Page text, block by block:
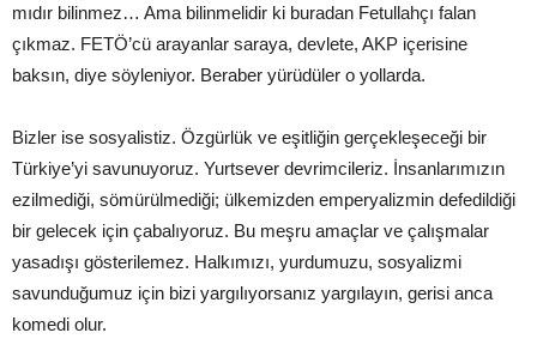
mıdır bilinmez… Ama bilinmelidir ki buradan Fetullahçı falan
çıkmaz. FETÖ’cü arayanlar saraya, devlete, AKP içerisine
baksın, diye söyleniyor. Beraber yürüdüler o yollarda.
Bizler ise sosyalistiz. Özgürlük ve eşitliğin gerçekleşeceği bir
Türkiye’yi savunuyoruz. Yurtsever devrimcileriz. İnsanlarımızın
ezilmediği, sömürülmediği; ülkemizden emperyalizmin defedildiği
bir gelecek için çabalıyoruz. Bu meşru amaçlar ve çalışmalar
yasadışı gösterilemez. Halkımızı, yurdumuzu, sosyalizmi
savunduğumuz için bizi yargılıyorsanız yargılayın, gerisi anca
komedi olur.